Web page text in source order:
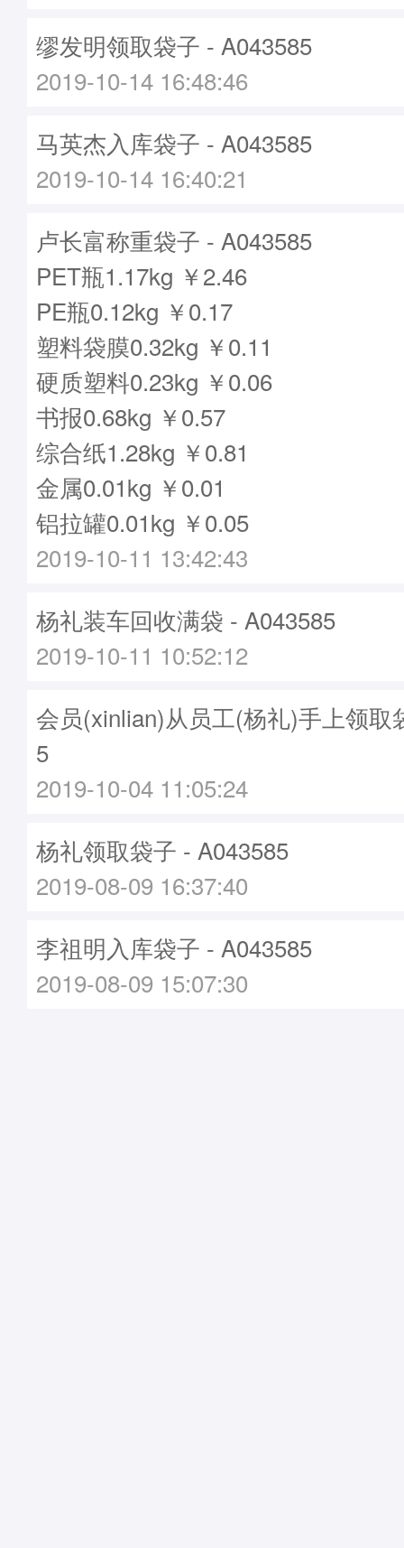
缪发明领取袋子 - A043585
2019-10-14 16:48:46
马英杰入库袋子 - A043585
2019-10-14 16:40:21
卢长富称重袋子 - A043585
PET瓶1.17kg ￥2.46
PE瓶0.12kg ￥0.17
塑料袋膜0.32kg ￥0.11
硬质塑料0.23kg ￥0.06
书报0.68kg ￥0.57
综合纸1.28kg ￥0.81
金属0.01kg ￥0.01
铝拉罐0.01kg ￥0.05
2019-10-11 13:42:43
杨礼装车回收满袋 - A043585
2019-10-11 10:52:12
会员(xinlian)从员工(杨礼)手上领取
5
2019-10-04 11:05:24
杨礼领取袋子 - A043585
2019-08-09 16:37:40
李祖明入库袋子 - A043585
2019-08-09 15:07:30